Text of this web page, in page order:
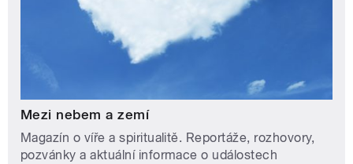
Mezi nebem a zemí
Magazín o víře a spiritualitě. Reportáže, rozhovory,
pozvánky a aktuální informace o událostech